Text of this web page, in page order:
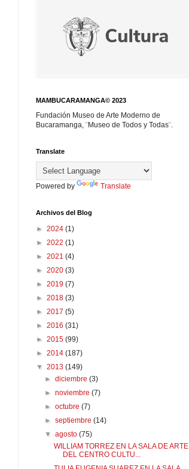
MAMBUCARAMANGA© 2023
Fundación Museo de Arte Moderno de
Bucaramanga, ¨Museo de Todos y Todas¨.
Translate
Powered by Translate
Archivos del Blog
► 2024 (1)
► 2022 (1)
► 2021 (4)
► 2020 (3)
► 2019 (7)
► 2018 (3)
► 2017 (5)
► 2016 (31)
► 2015 (99)
► 2014 (187)
▼ 2013 (149)
►diciembre(3)
►noviembre(7)
►octubre(7)
►septiembre(14)
▼agosto(75)
WILLIAM TORREZ EN LA SALA DE ARTE
DEL CENTRO CULTU...